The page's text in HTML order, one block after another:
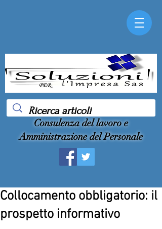
Consulenza del lavoro e
Amministrazione del Personale
Collocamento obbligatorio: il
prospetto informativo